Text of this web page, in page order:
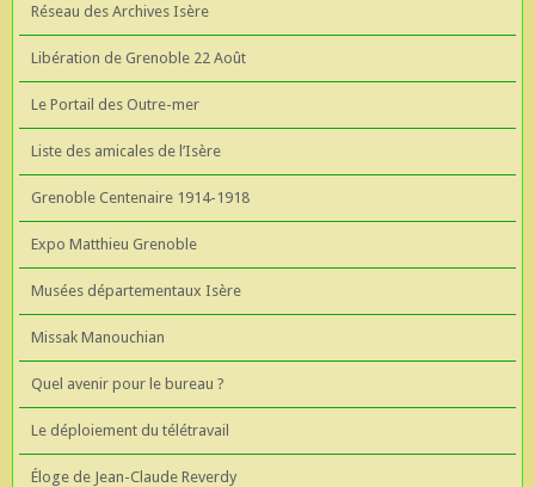
Réseau des Archives Isère
Libération de Grenoble 22 Août
Le Portail des Outre-mer
Liste des amicales de l’Isère
Grenoble Centenaire 1914-1918
Expo Matthieu Grenoble
Musées départementaux Isère
Missak Manouchian
Quel avenir pour le bureau ?
Le déploiement du télétravail
Éloge de Jean-Claude Reverdy